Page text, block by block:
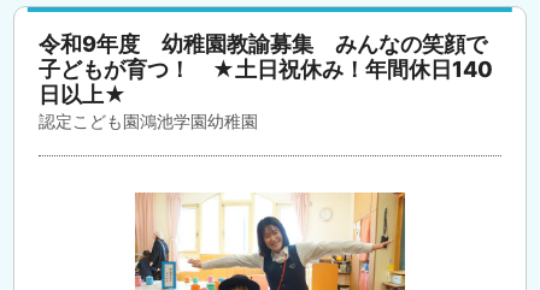
令和9年度 幼稚園教諭募集 みんなの笑顔で
子どもが育つ！ ★土日祝休み！年間休日140
日以上★
認定こども園鴻池学園幼稚園